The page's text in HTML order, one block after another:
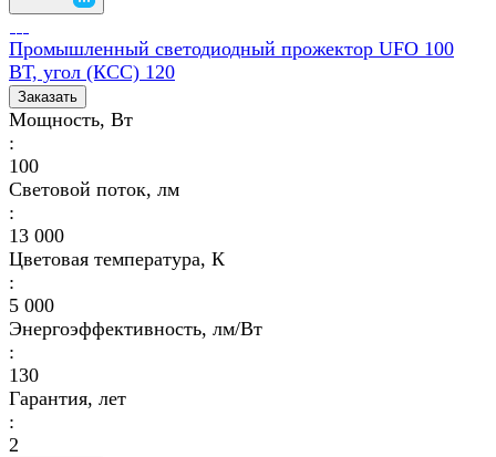
Промышленный светодиодный прожектор UFO 100
ВТ, угол (КСС) 120
Заказать
Мощность, Вт
:
100
Световой поток, лм
:
13 000
Цветовая температура, К
:
5 000
Энергоэффективность, лм/Вт
:
130
Гарантия, лет
:
2